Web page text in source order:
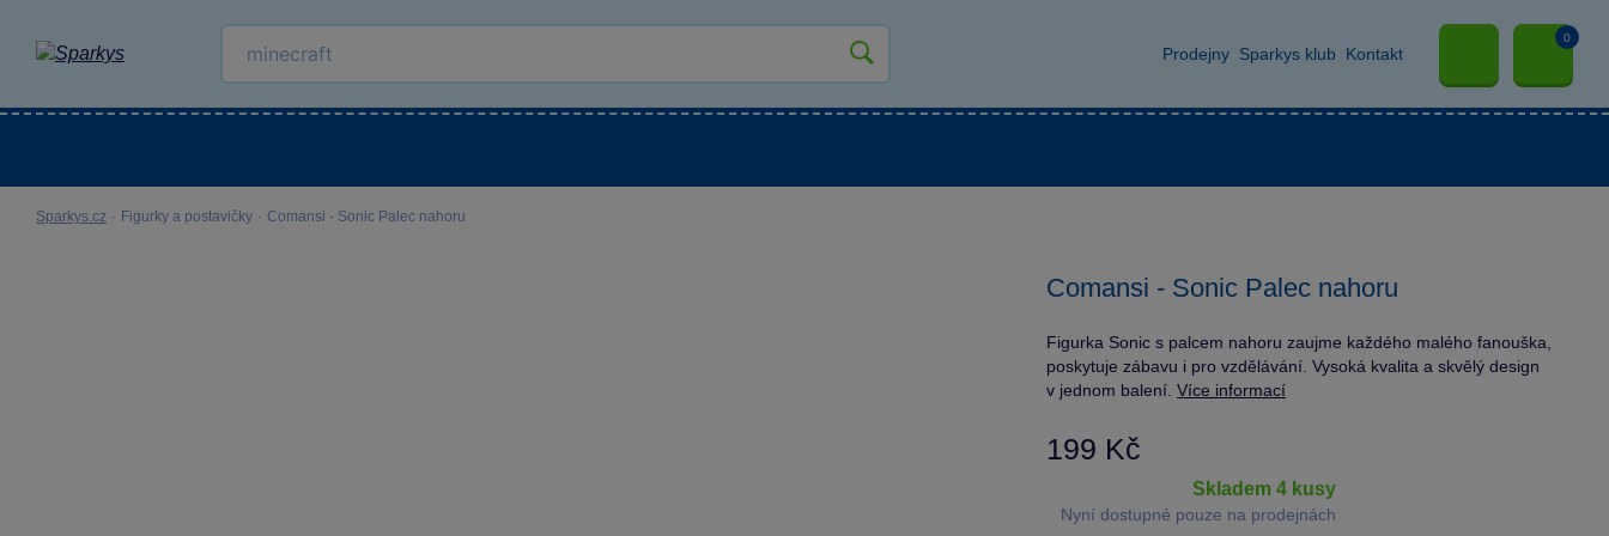
Prodejny Sparkys klub Kontakt
0
Sparkys.cz · Figurky a postavičky · Comansi - Sonic Palec nahoru
Comansi - Sonic Palec nahoru
Figurka Sonic s palcem nahoru zaujme každého malého fanouška,
poskytuje zábavu i pro vzdělávání. Vysoká kvalita a skvělý design
v jednom balení. Více informací
199 Kč
skladem 4 kusy
Nyní dostupné pouze na prodejnách